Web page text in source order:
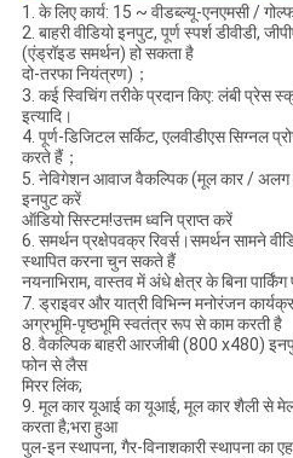
1. के लिए कार्य: 15 ~ वीडब्ल्यू-एनएमसी /
2. बाहरी वीडियो इनपुट, पूर्ण स्पर्श डीवीडी,
(एंड्रॉइड समर्थन) हो सकता है
दो-तरफा नियंत्रण)；
3. कई स्विचिंग तरीके प्रदान किए: लंबी प्रेस
इत्यादि।
4. पूर्ण-डिजिटल सर्किट, एलवीडीएस सिग्नल
करते हैं；
5. नेविगेशन आवाज वैकल्पिक (मूल कार / अलग
इनपुट करें
ऑडियो सिस्टम!उत्तम ध्वनि प्राप्त करें
6. समर्थन प्रक्षेपवक्र रिवर्स।समर्थन सामने
स्थापित करना चुन सकते हैं
नयनाभिराम, वास्तव में अंधे क्षेत्र के बिना पार्किंग
7. ड्राइवर और यात्री विभिन्न मनोरंजन
अग्रभूमि-पृष्ठभूमि स्वतंत्र रूप से काम करती है
8. वैकल्पिक बाहरी आरजीबी (800 x480)
फोन से लैस
मिरर लिंक;
9. मूल कार यूआई का यूआई, मूल कार शैली से मेल
करता है;भरा हुआ
पुल-इन स्थापना, गैर-विनाशकारी स्थापना का